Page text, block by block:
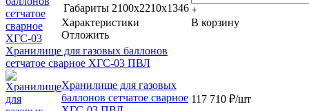
Габариты 2100х2210х1346
Характеристики
Отложить
+
В корзину
Хранилище для газовых баллонов
сетчатое сварное ХГС-03 ПВЛ
Хранилище для газовых
баллонов сетчатое сварное 117 710 ₽/шт